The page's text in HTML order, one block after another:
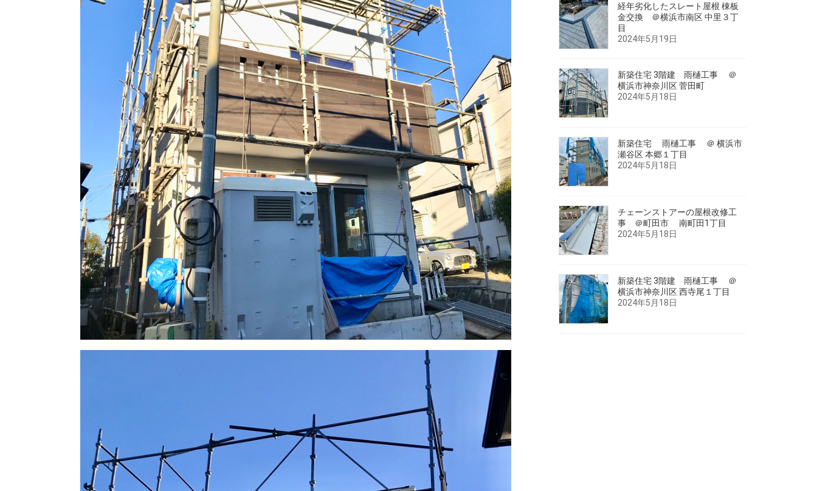
経年劣化したスレート屋根 棟板
金交換 ＠横浜市南区 中里３丁
目
2024年5月19日
新築住宅 3階建 雨樋工事 ＠
横浜市神奈川区 菅田町
2024年5月18日
新築住宅 雨樋工事 ＠ 横浜市
瀬谷区 本郷１丁目
2024年5月18日
チェーンストアーの屋根改修工
事 ＠町田市 南町田1丁目
2024年5月18日
新築住宅 3階建 雨樋工事 ＠
横浜市神奈川区 西寺尾１丁目
2024年5月18日